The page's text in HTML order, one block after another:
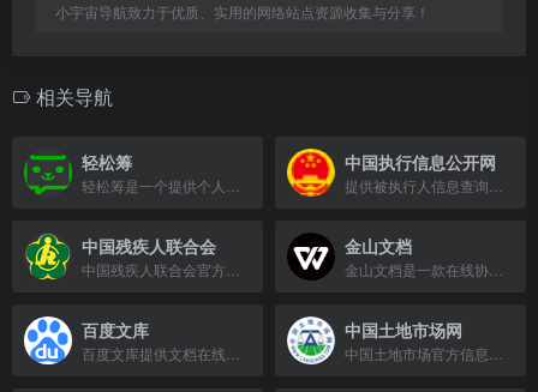
小宇宙导航致力于优质、实用的网络站点资源收集与分享！
相关导航
轻松筹 中国执行信息公开网
中国残疾人联合会 金山文档
百度文库 中国土地市场网